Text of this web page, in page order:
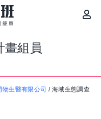
畫組員
物生醫有限公司 / 海域生態調查